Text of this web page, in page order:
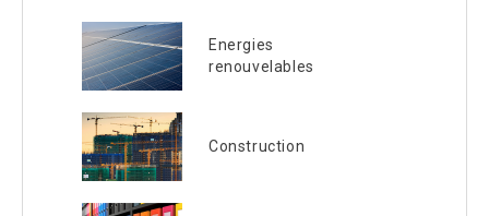
Energies
renouvelables
Construction